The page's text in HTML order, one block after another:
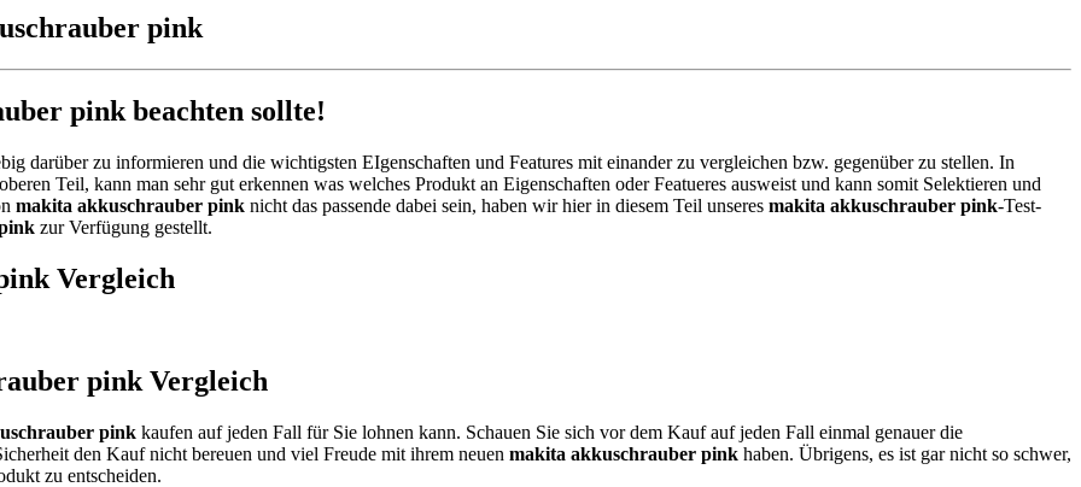
pink
pink beachten sollte!
darüber zu informieren und die wichtigsten EIgenschaften und Features mit einander zu vergleichen bzw. gegenüber zu stellen. In
Teil, kann man sehr gut erkennen was welches Produkt an Eigenschaften oder Featueres ausweist und kann somit Selektieren und
makita akkuschrauber pink nicht das passende dabei sein, haben wir hier in diesem Teil unseres makita akkuschrauber pink-Test-
zur Verfügung gestellt.
Vergleich
pink Vergleich
pink kaufen auf jeden Fall für Sie lohnen kann. Schauen Sie sich vor dem Kauf auf jeden Fall einmal genauer die
den Kauf nicht bereuen und viel Freude mit ihrem neuen makita akkuschrauber pink haben. Übrigens, es ist gar nicht so schwer,
zu entscheiden.